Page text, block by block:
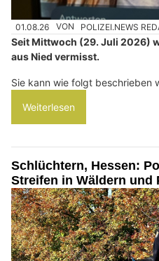
01.08.26 VON POLIZEI.NEWS
Seit Mittwoch (29. Juli 2026)
aus Nied vermisst.
Sie kann wie folgt beschrieben
Weiterlesen
Schlüchtern, Hessen:
Streifen in Wäldern und